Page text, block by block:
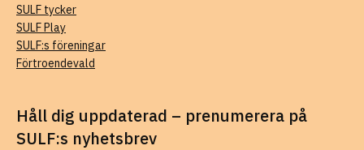
SULF tycker
SULF Play
SULF:s föreningar
Förtroendevald
Håll dig uppdaterad – prenumerera på
SULF:s nyhetsbrev